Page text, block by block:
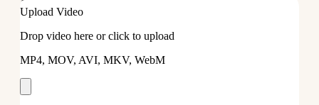
Upload Video
Drop video here or click to upload
MP4, MOV, AVI, MKV, WebM